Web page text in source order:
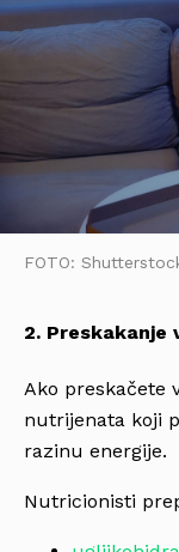
FOTO:
2. Preskakanje
Ako preskačete
nutrijenata koji
razinu energije.
Nutricionisti